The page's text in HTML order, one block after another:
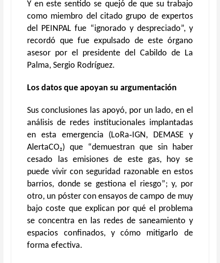
Y en este sentido se quejó de que su trabajo
como miembro del citado grupo de expertos
del PEINPAL fue “ignorado y despreciado”, y
recordó que fue expulsado de este órgano
asesor porel presidente del Cabildo de La
Palma, Sergio Rodríguez.
Los datos que apoyan su argumentación
Sus conclusiones las apoyó, por un lado,en el
análisis de redes institucionales implantadas
en esta emergencia (LoRa‑IGN, DEMASE y
AlertaCO₂) que “demuestran que sin haber
cesado las emisiones de este gas, hoy se
puede vivir con seguridad razonable en estos
barrios, donde se gestiona el riesgo”;y, por
otro, un póster con ensayos de campo de muy
bajo coste que explican por qué el problema
se concentra en las redes de saneamiento y
espacios confinados, y cómo mitigarlo de
forma efectiva.